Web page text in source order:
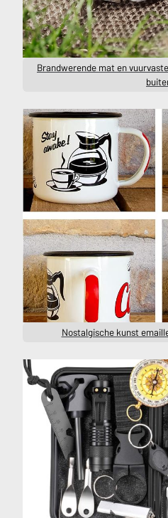
Brandwerende mat en
Nostalgische kunst